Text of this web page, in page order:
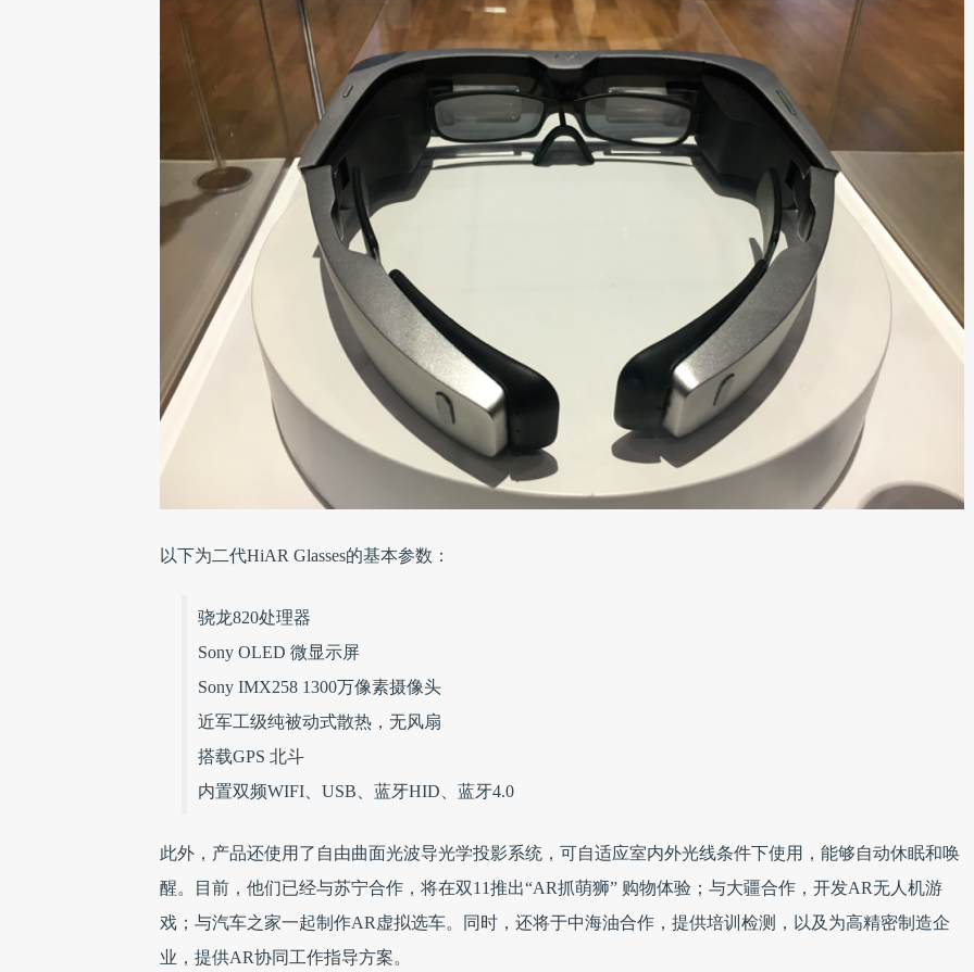
以下为二代HiAR Glasses的基本参数：
骁龙820处理器
Sony OLED 微显示屏
Sony IMX258 1300万像素摄像头
近军工级纯被动式散热，无风扇
搭载GPS 北斗
内置双频WIFI、USB、蓝牙HID、蓝牙4.0
此外，产品还使用了自由曲面光波导光学投影系统，可自适应室内外光线条件下使用，能够自动休眠和唤
醒。目前，他们已经与苏宁合作，将在双11推出“AR抓萌狮” 购物体验；与大疆合作，开发AR无人机游
戏；与汽车之家一起制作AR虚拟选车。同时，还将于中海油合作，提供培训检测，以及为高精密制造企
业，提供AR协同工作指导方案。